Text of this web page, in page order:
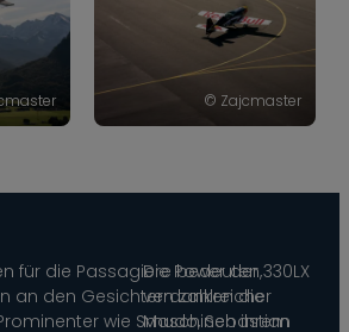
© Zajcmaster
Die Power der 330LX
verdanken die
Maschinen ihrem
für die Passagiere bedeuten,
an den Gesichtern zahlreicher
wie Smudo, Sebastian